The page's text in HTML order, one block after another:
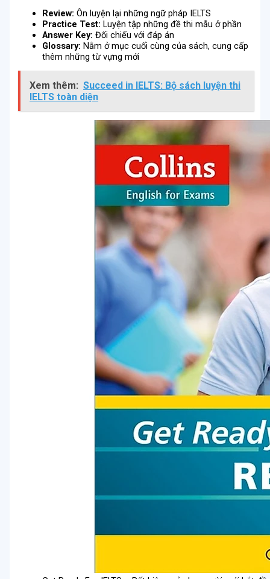
Review:Ôn luyện lại những ngữ pháp IELTS
Practice Test:Luyện tập những đề thi mẫu ở phần
Answer Key:Đối chiếu với đáp án
Glossary:Nằm ở mục cuối cùng của sách, cung cấp
thêm những từ vựng mới
Xem thêm: Succeed in IELTS: Bộ sách luyện thi
IELTS toàn diện